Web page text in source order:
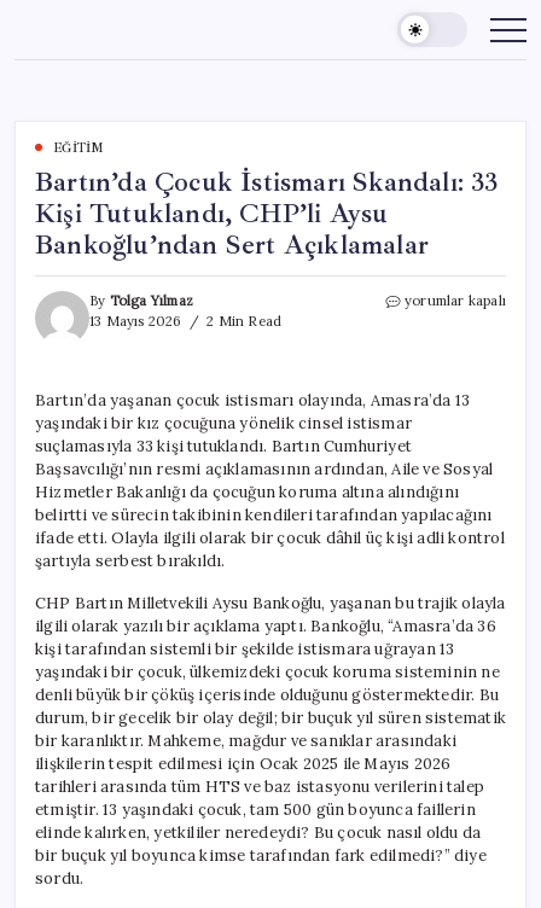
content
EĞITIM
Bartın’da Çocuk İstismarı Skandalı: 33
Kişi Tutuklandı, CHP’li Aysu
Bankoğlu’ndan Sert Açıklamalar
By Tolga Yılmaz
13 Mayıs 2026
2 Min Read
Bartın’da
Kişi
Tutuklandı,
CHP’li
Aysu
Bankoğlu’ndan
Açıklamalar
için
yorumlar kapalı
Bartın’da yaşanan çocuk istismarı olayında, Amasra’da 13
yaşındaki bir kız çocuğuna yönelik cinsel istismar
suçlamasıyla 33 kişi tutuklandı. Bartın Cumhuriyet
Başsavcılığı’nın resmi açıklamasının ardından, Aile ve Sosyal
Hizmetler Bakanlığı da çocuğun koruma altına alındığını
belirtti ve sürecin takibinin kendileri tarafından yapılacağını
ifade etti. Olayla ilgili olarak bir çocuk dâhil üç kişi adli kontrol
şartıyla serbest bırakıldı.
CHP Bartın Milletvekili Aysu Bankoğlu, yaşanan bu trajik olayla
ilgili olarak yazılı bir açıklama yaptı. Bankoğlu, “Amasra’da 36
kişi tarafından sistemli bir şekilde istismara uğrayan 13
yaşındaki bir çocuk, ülkemizdeki çocuk koruma sisteminin ne
denli büyük bir çöküş içerisinde olduğunu göstermektedir. Bu
durum, bir gecelik bir olay değil; bir buçuk yıl süren sistematik
bir karanlıktır. Mahkeme, mağdur ve sanıklar arasındaki
ilişkilerin tespit edilmesi için Ocak 2025 ile Mayıs 2026
tarihleri arasında tüm HTS ve baz istasyonu verilerini talep
etmiştir. 13 yaşındaki çocuk, tam 500 gün boyunca faillerin
elinde kalırken, yetkililer neredeydi? Bu çocuk nasıl oldu da
bir buçuk yıl boyunca kimse tarafından fark edilmedi?” diye
sordu.